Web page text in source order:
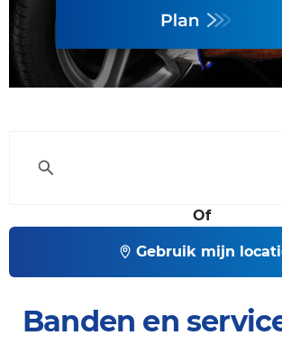
Of
Gebruik mijn
Banden en